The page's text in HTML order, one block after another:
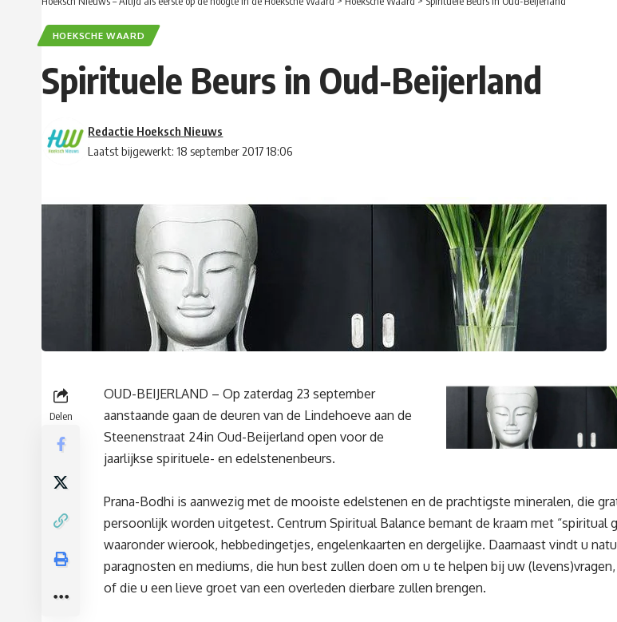
HOEKSCHE WAARD
Spirituele Beurs in Oud-Beijerland
Laatst bijgewerkt: 18 september 2017 18:06
Redactie Hoeksch Nieuws
Delen
OUD-BEIJERLAND – Op zaterdag 23 september
aanstaande gaan de deuren van de Lindehoeve aan de
Steenenstraat 24in Oud-Beijerland open voor de
jaarlijkse spirituele- en edelstenenbeurs.
Prana-Bodhi is aanwezig met de mooiste edelstenen en de prachtigste mineralen, die
persoonlijk worden uitgetest. Centrum Spiritual Balance bemant de kraam met “spiritual
waaronder wierook, hebbedingetjes, engelenkaarten en dergelijke. Daarnaast vindt u
paragnosten en mediums, die hun best zullen doen om u te helpen bij uw
of die u een lieve groet van een overleden dierbare zullen brengen.